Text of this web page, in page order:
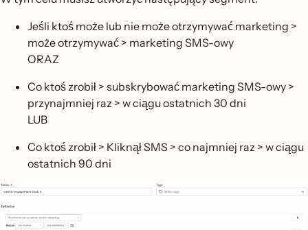
Jeśli ktoś może lub nie może otrzymywać marketing >
może otrzymywać > marketing SMS-owy
ORAZ
Co ktoś zrobił > subskrybować marketing SMS-owy >
przynajmniej raz > w ciągu ostatnich 30 dni
LUB
Co ktoś zrobił > Kliknął SMS > co najmniej raz > w ciągu
ostatnich 90 dni